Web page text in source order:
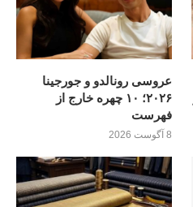
عروسی رونالدو و جورجینا
۲۰۲۶؛ ۱۰ چهره خارج از
فهرست
8 آگوست 2026